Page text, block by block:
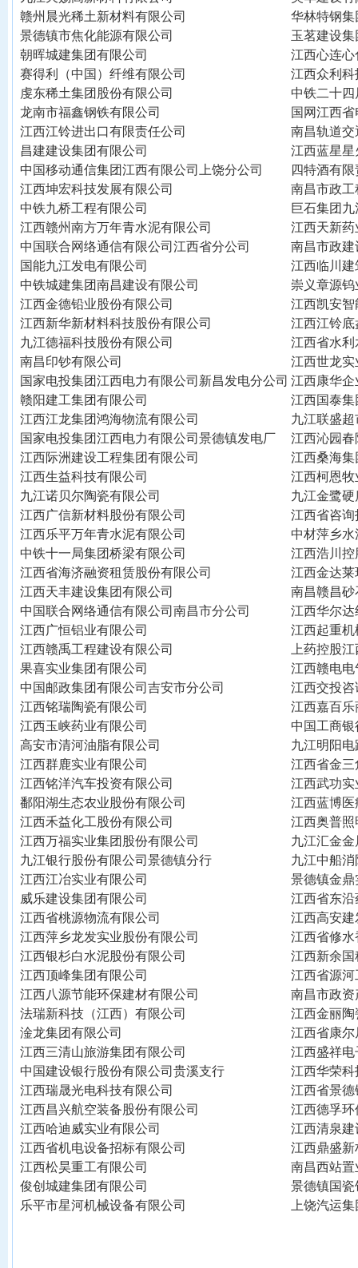
赣州晨光稀土新材料有限公司
华林特钢
景德镇市焦化能源有限公司
玉茗建设
朝晖城建集团有限公司
江西心连
赛得利（中国）纤维有限公司
江西众利
虔东稀土集团股份有限公司
中铁二十
龙南市福鑫钢铁有限公司
国网江西
江西江铃进出口有限责任公司
南昌轨道
昌建建设集团有限公司
江西蓝星
中国移动通信集团江西有限公司上饶分公司
四特酒有
江西坤宏科技发展有限公司
南昌市政
中铁九桥工程有限公司
巨石集团
江西赣州南方万年青水泥有限公司
江西天新
中国联合网络通信有限公司江西省分公司
南昌市政
国能九江发电有限公司
江西临川
中铁城建集团南昌建设有限公司
崇义章源
江西金德铅业股份有限公司
江西凯安
江西新华新材料科技股份有限公司
江西江铃
九江德福科技股份有限公司
江西省水
南昌印钞有限公司
江西世龙
国家电投集团江西电力有限公司新昌发电分公司 江西康华
赣阳建工集团有限公司
江西国泰
江西江龙集团鸿海物流有限公司
九江联盛
国家电投集团江西电力有限公司景德镇发电厂
江西沁园
江西际洲建设工程集团有限公司
江西桑海
江西生益科技有限公司
江西柯恩牧
九江诺贝尔陶瓷有限公司
九江金鹭
江西广信新材料股份有限公司
江西省咨
江西乐平万年青水泥有限公司
中材萍乡
中铁十一局集团桥梁有限公司
江西浩川
江西省海济融资租赁股份有限公司
江西金达
江西天丰建设集团有限公司
南昌赣昌
中国联合网络通信有限公司南昌市分公司
江西华尔
江西广恒铝业有限公司
江西起重
江西赣禹工程建设有限公司
上药控股
果喜实业集团有限公司
江西赣电
中国邮政集团有限公司吉安市分公司
江西交投
江西铭瑞陶瓷有限公司
江西嘉百
江西玉峡药业有限公司
中国工商
高安市清河油脂有限公司
九江明阳
江西群鹿实业有限公司
江西省金
江西铭洋汽车投资有限公司
江西武功
鄱阳湖生态农业股份有限公司
江西蓝博
江西禾益化工股份有限公司
江西奥普
江西万福实业集团股份有限公司
九江汇金
九江银行股份有限公司景德镇分行
九江中船
江西江冶实业有限公司
景德镇金
威乐建设集团有限公司
江西省东
江西省桃源物流有限公司
江西高安
江西萍乡龙发实业股份有限公司
江西省修
江西银杉白水泥股份有限公司
江西新余
江西顶峰集团有限公司
江西省源
江西八源节能环保建材有限公司
南昌市政
法瑞新科技（江西）有限公司
江西金丽
淦龙集团有限公司
江西省康
江西三清山旅游集团有限公司
江西盛祥
中国建设银行股份有限公司贵溪支行
江西华荣
江西瑞晟光电科技有限公司
江西省景
江西昌兴航空装备股份有限公司
江西德孚
江西哈迪威实业有限公司
江西清泉
江西省机电设备招标有限公司
江西鼎盛
江西松昊重工有限公司
南昌西站
俊创城建集团有限公司
景德镇国
乐平市星河机械设备有限公司
上饶汽运